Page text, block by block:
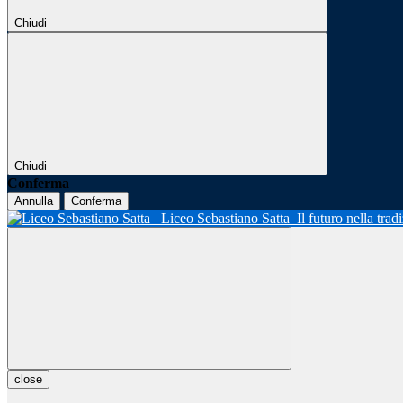
Chiudi
Chiudi
Conferma
Annulla Conferma
Liceo Sebastiano Satta Il futuro nella
close